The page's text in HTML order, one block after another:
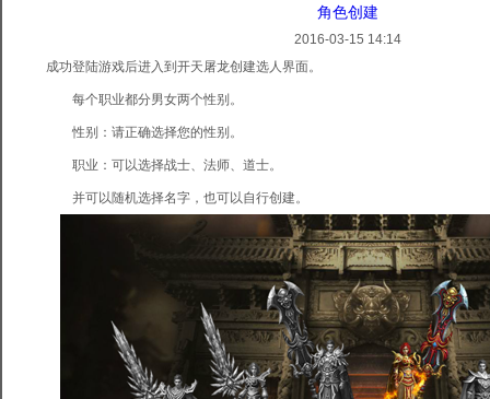
角色创建
2016-03-15 14:14
成功登陆游戏后进入到开天屠龙创建选人界面。
每个职业都分男女两个性别。
性别：请正确选择您的性别。
职业：可以选择战士、法师、道士。
并可以随机选择名字，也可以自行创建。